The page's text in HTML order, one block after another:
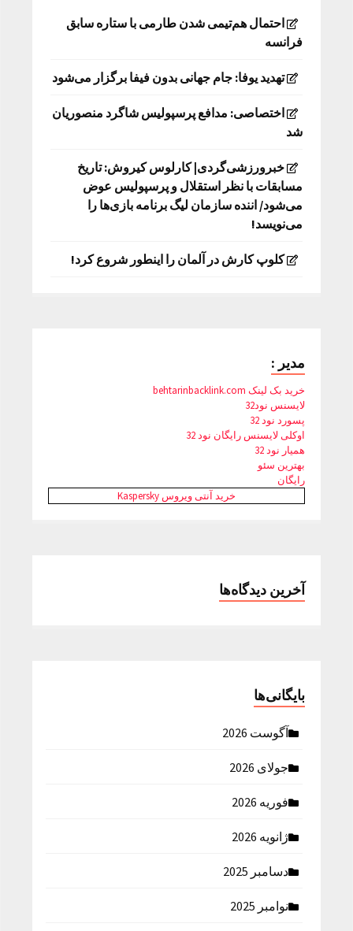
احتمال هم‌تیمی شدن طارمی با ستاره سابق
فرانسه
تهدید یوفا: جام جهانی بدون فیفا برگزار می‌شود
اختصاصی: مدافع پرسپولیس شاگرد منصوریان
شد
خبرورزشی‌گردی| کارلوس کیروش: تاریخ
مسابقات با نظر استقلال و پرسپولیس عوض
می‌شود/ اننده سازمان لیگ برنامه بازی‌ها را
می‌نویسد!
کلوپ کارش در آلمان را اینطور شروع کرد!
مدیر :
خرید بک لینک behtarinbacklink.com
لایسنس نود32
پسورد نود 32
اوکلی لایسنس رایگان نود 32
همیار نود 32
بهترین سئو
رایگان
خرید آنتی ویروس Kaspersky
آخرین دیدگاه‌ها
بایگانی‌ها
آگوست 2026
جولای 2026
فوریه 2026
ژانویه 2026
دسامبر 2025
نوامبر 2025